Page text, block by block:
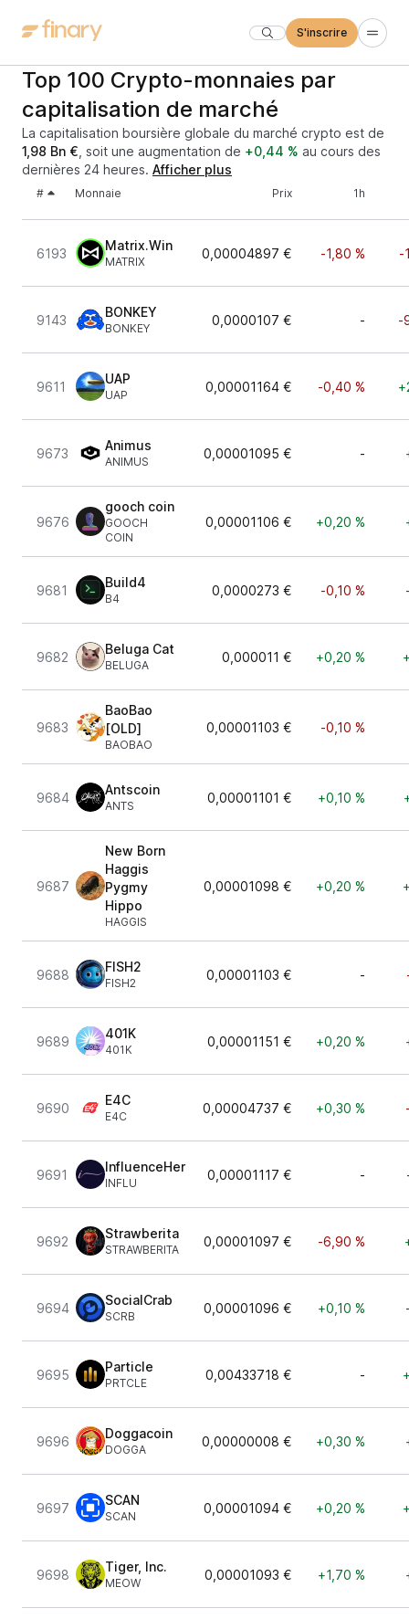
S'inscrire
Top 100 Crypto-monnaies par
capitalisation de marché
La capitalisation boursière globale du marché crypto est de
1,98 Bn € , soit une augmentation de +0,44 % au cours des
dernières 24 heures. Afficher plus
# Monnaie Prix 1h
6193
Matrix.Win
MATRIX
0,00004897 € -1,80 % -
9143
BONKEY
BONKEY
0,0000107 € - -
9611
UAP
UAP
0,00001164 € -0,40 %
9673
Animus
ANIMUS
0,00001095 € -
9676
gooch coin
GOOCH
COIN
0,00001106 € +0,20 %
9681
Build4
B4
0,0000273 € -0,10 %
9682
Beluga Cat
BELUGA
0,000011 € +0,20 %
9683
BaoBao
[OLD]
BAOBAO
0,00001103 € -0,10 %
9684
Antscoin
ANTS
0,00001101 € +0,10 %
9687
New Born
Haggis
Pygmy
Hippo
HAGGIS
0,00001098 € +0,20 %
9688
FISH2
FISH2
0,00001103 € -
9689
401K
401K
0,00001151 € +0,20 %
9690
E4C
E4C
0,00004737 € +0,30 %
9691
InfluenceHer
INFLU
0,00001117 € -
9692
Strawberita
STRAWBERITA
0,00001097 € -6,90 %
9694
SocialCrab
SCRB
0,00001096 € +0,10 %
9695
Particle
PRTCLE
0,00433718 € -
9696
Doggacoin
DOGGA
0,00000008 € +0,30 %
9697
SCAN
SCAN
0,00001094 € +0,20 %
9698
Tiger, Inc.
MEOW
0,00001093 € +1,70 %